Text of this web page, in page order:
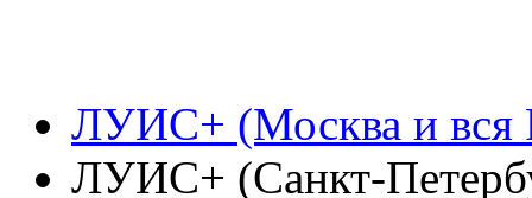
ЛУИС+ (Москва и вся
ЛУИС+ (Санкт-